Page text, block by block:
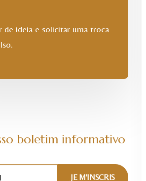
de ideia e solicitar uma troca
boletim informativo